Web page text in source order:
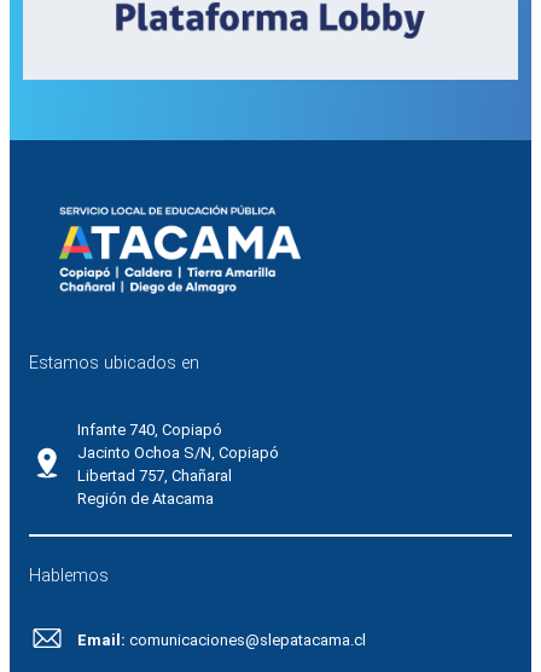
Estamos ubicados en
Infante 740, Copiapó
Jacinto Ochoa S/N, Copiapó
Libertad 757, Chañaral
Región de Atacama
Hablemos
Email: comunicaciones@slepatacama.cl